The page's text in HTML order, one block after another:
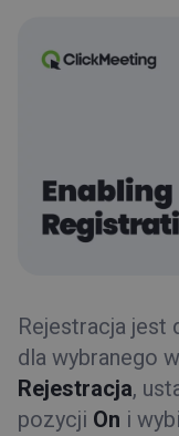
Nagrania
Pokój
Rady i
Rejestracja jest
dla wybranego
Rejestracja,
pozycji On i